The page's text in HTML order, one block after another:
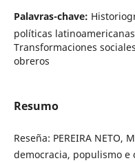
Palavras-chave:
políticas
Transformaciones
obreros
Resumo
Reseña: PEREIRA NETO,
democracia, populismo e